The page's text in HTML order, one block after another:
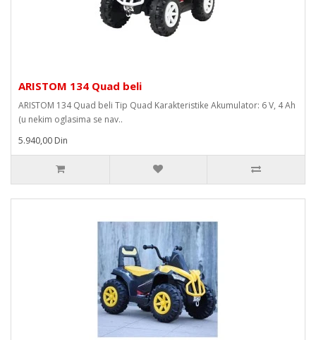
ARISTOM 134 Quad beli
ARISTOM 134 Quad beli Tip Quad Karakteristike Akumulator: 6 V, 4 Ah
(u nekim oglasima se nav..
5.940,00 Din